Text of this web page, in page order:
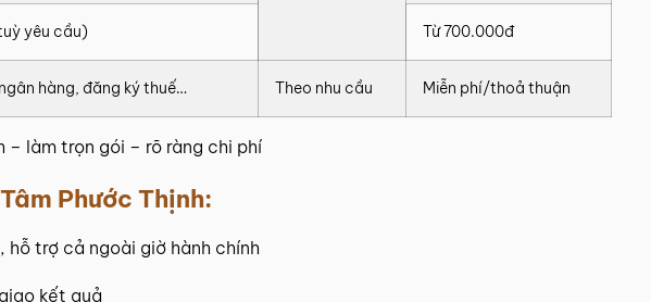
yêu cầu) Từ 700.000đ
hàng, đăng ký thuế… Theo nhu cầu Miễn phí/thoả thuận
– làm trọn gói – rõ ràng chi phí
Phước Thịnh:
trợ cả ngoài giờ hành chính
kết quả